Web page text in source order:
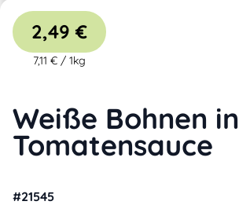
Weiße Bohnen in
Tomatensauce
#21545
2,49 €
7,11 € / 1kg